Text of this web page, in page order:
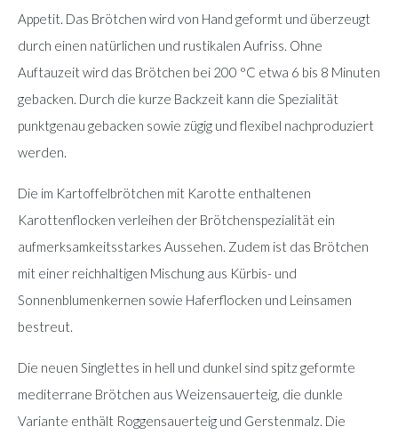
Appetit. Das Brötchen wird von Hand geformt und überzeugt
durch einen natürlichen und rustikalen Aufriss. Ohne
Auftauzeit wird das Brötchen bei 200 °C etwa 6 bis 8 Minuten
gebacken. Durch die kurze Backzeit kann die Spezialität
punktgenau gebacken sowie zügig und flexibel nachproduziert
werden.
Die im Kartoffelbrötchen mit Karotte enthaltenen
Karottenflocken verleihen der Brötchenspezialität ein
aufmerksamkeitsstarkes Aussehen. Zudem ist das Brötchen
mit einer reichhaltigen Mischung aus Kürbis- und
Sonnenblumenkernen sowie Haferflocken und Leinsamen
bestreut.
Die neuen Singlettes in hell und dunkel sind spitz geformte
mediterrane Brötchen aus Weizensauerteig, die dunkle
Variante enthält Roggensauerteig und Gerstenmalz. Die